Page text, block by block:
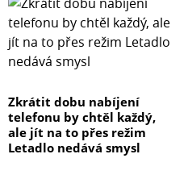
Zkrátit dobu nabíjení
telefonu by chtěl každý,
ale jít na to přes režim
Letadlo nedává smysl